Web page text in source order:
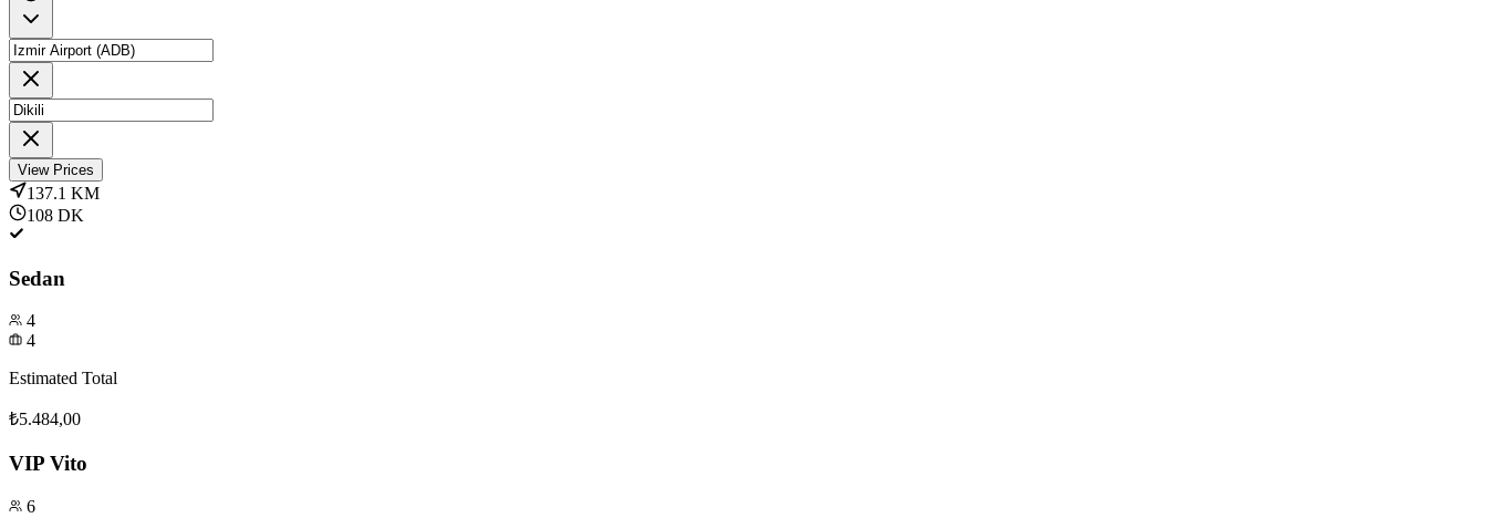
View Prices
137.1 KM
108 DK
Sedan
4
4
Estimated Total
₺5.484,00
VIP Vito
6